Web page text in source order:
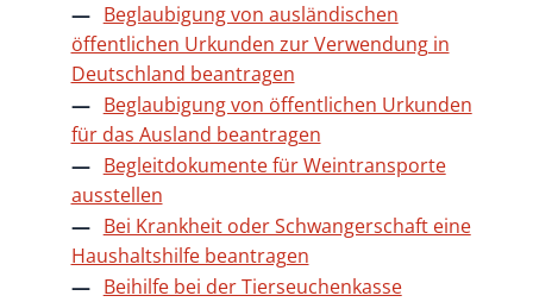
Beglaubigung von ausländischen
öffentlichen Urkunden zur Verwendung in
Deutschland beantragen
Beglaubigung von öffentlichen Urkunden
für das Ausland beantragen
Begleitdokumente für Weintransporte
ausstellen
Bei Krankheit oder Schwangerschaft eine
Haushaltshilfe beantragen
Beihilfe bei der Tierseuchenkasse